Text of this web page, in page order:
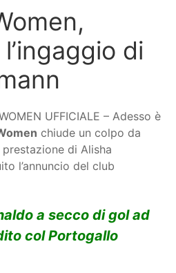
di
UFFICIALE – Adesso è
chiude un colpo da
di Alisha
l’annuncio del club
a secco di gol ad
col Portogallo